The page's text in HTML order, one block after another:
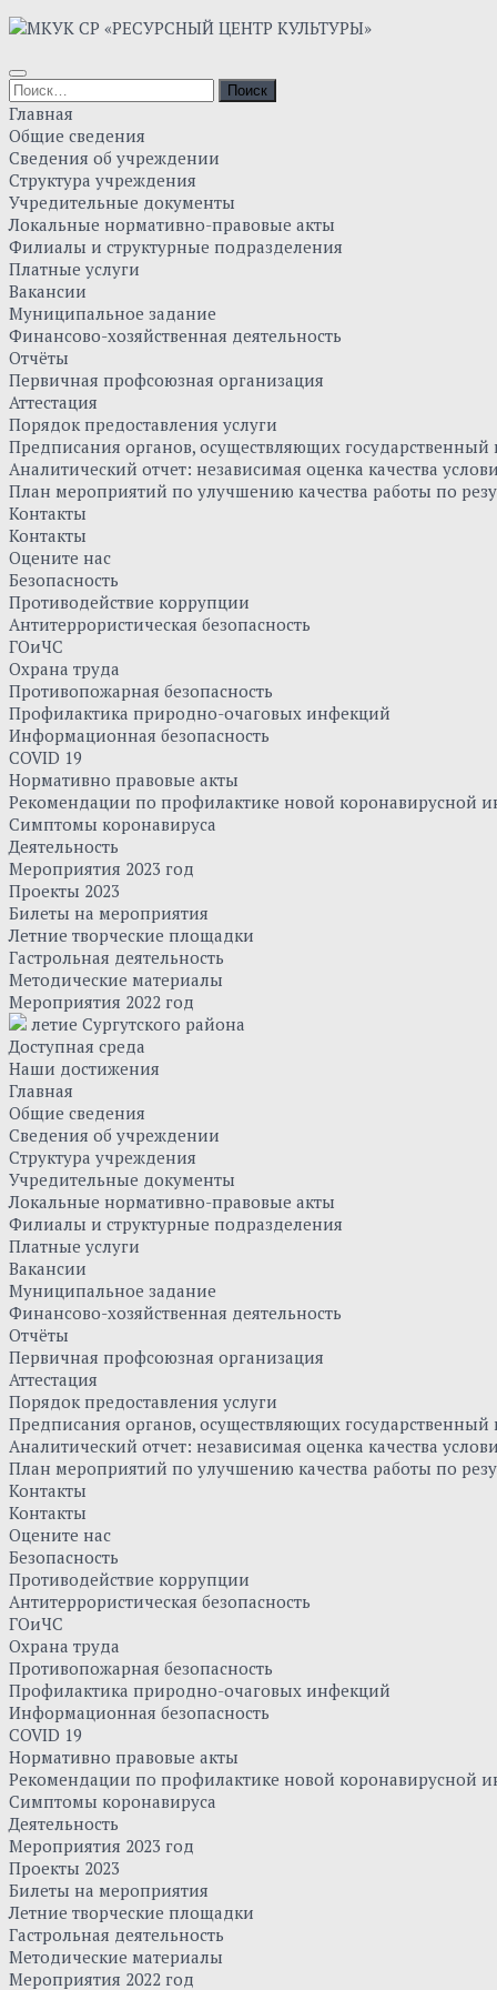
Главная
Общие сведения
Сведения об учреждении
Структура учреждения
Учредительные документы
Локальные нормативно-правовые акты
Филиалы и структурные подразделения
Платные услуги
Вакансии
Муниципальное задание
Финансово-хозяйственная деятельность
Отчёты
Первичная профсоюзная организация
Аттестация
Порядок предоставления услуги
Предписания органов, осуществляющих
Аналитический отчет: независимая оценка качества
План мероприятий по улучшению качества работы по
Контакты
Контакты
Оцените нас
Безопасность
Противодействие коррупции
Антитеррористическая безопасность
ГОиЧС
Охрана труда
Противопожарная безопасность
Профилактика природно-очаговых инфекций
Информационная безопасность
COVID 19
Нормативно правовые акты
Рекомендации по профилактике новой коронавирусной
Симптомы коронавируса
Деятельность
Мероприятия 2023 год
Проекты 2023
Билеты на мероприятия
Летние творческие площадки
Гастрольная деятельность
Методические материалы
Мероприятия 2022 год
летие Сургутского района
Доступная среда
Наши достижения
Главная
Общие сведения
Сведения об учреждении
Структура учреждения
Учредительные документы
Локальные нормативно-правовые акты
Филиалы и структурные подразделения
Платные услуги
Вакансии
Муниципальное задание
Финансово-хозяйственная деятельность
Отчёты
Первичная профсоюзная организация
Аттестация
Порядок предоставления услуги
Предписания органов, осуществляющих
Аналитический отчет: независимая оценка качества
План мероприятий по улучшению качества работы по
Контакты
Контакты
Оцените нас
Безопасность
Противодействие коррупции
Антитеррористическая безопасность
ГОиЧС
Охрана труда
Противопожарная безопасность
Профилактика природно-очаговых инфекций
Информационная безопасность
COVID 19
Нормативно правовые акты
Рекомендации по профилактике новой коронавирусной
Симптомы коронавируса
Деятельность
Мероприятия 2023 год
Проекты 2023
Билеты на мероприятия
Летние творческие площадки
Гастрольная деятельность
Методические материалы
Мероприятия 2022 год